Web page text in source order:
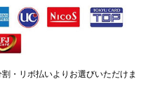
・リボ払いよりお選びいただけま